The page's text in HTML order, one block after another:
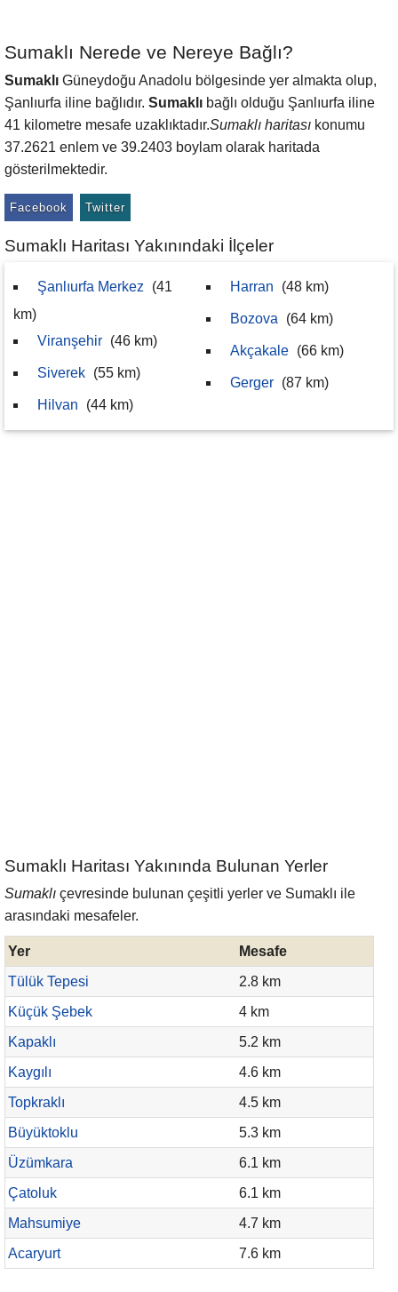
Sumaklı Nerede ve Nereye Bağlı?
Sumaklı Güneydoğu Anadolu bölgesinde yer almakta olup,
Şanlıurfa iline bağlıdır. Sumaklı bağlı olduğu Şanlıurfa iline
41 kilometre mesafe uzaklıktadır.Sumaklı haritası konumu
37.2621 enlem ve 39.2403 boylam olarak haritada
gösterilmektedir.
Facebook Twitter
Sumaklı Haritası Yakınındaki İlçeler
Şanlıurfa Merkez
(41
km)
Viranşehir (46 km)
Siverek (55 km)
Hilvan (44 km)
Harran (48 km)
Bozova (64 km)
Akçakale (66 km)
Gerger (87 km)
Sumaklı Haritası Yakınında Bulunan Yerler
Sumaklı çevresinde bulunan çeşitli yerler ve Sumaklı ile
arasındaki mesafeler.
Yer
Mesafe
Tülük Tepesi
2.8 km
Küçük Şebek
4 km
Kapaklı
5.2 km
Kaygılı
4.6 km
Topkraklı
4.5 km
Büyüktoklu
5.3 km
Üzümkara
6.1 km
Çatoluk
6.1 km
Mahsumiye
4.7 km
Acaryurt
7.6 km